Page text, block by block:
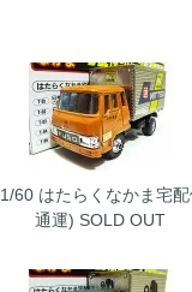
60 はたらくなかま宅
通運) SOLD OUT